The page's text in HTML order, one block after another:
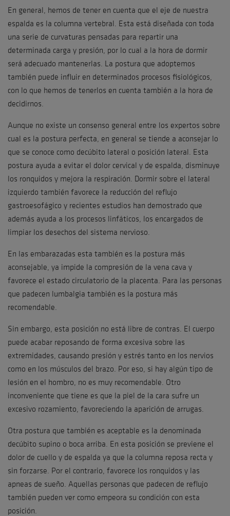
En general, hemos de tener en cuenta que el eje de nuestra
espalda es la columna vertebral. Esta está diseñada con toda
una serie de curvaturas pensadas para repartir una
determinada carga y presión, por lo cual a la hora de dormir
será adecuado mantenerlas. La postura que adoptemos
también puede influir en determinados procesos fisiológicos,
con lo que hemos de tenerlos en cuenta también a la hora de
decidirnos.
Aunque no existe un consenso general entre los expertos sobre
cual es la postura perfecta, en general se tiende a aconsejar lo
que se conoce como decúbito lateral o posición lateral. Esta
postura ayuda a evitar el dolor cervical y de espalda, disminuye
los ronquidos y mejora la respiración. Dormir sobre el lateral
izquierdo también favorece la reducción del reflujo
gastroesofágico y recientes estudios han demostrado que
además ayuda a los procesos linfáticos, los encargados de
limpiar los desechos del sistema nervioso.
En las embarazadas esta también es la postura más
aconsejable, ya impide la compresión de la vena cava y
favorece el estado circulatorio de la placenta. Para las personas
que padecen lumbalgia también es la postura más
recomendable.
Sin embargo, esta posición no está libre de contras. El cuerpo
puede acabar reposando de forma excesiva sobre las
extremidades, causando presión y estrés tanto en los nervios
como en los músculos del brazo. Por eso, si hay algún tipo de
lesión en el hombro, no es muy recomendable. Otro
inconveniente que tiene es que la piel de la cara sufre un
excesivo rozamiento, favoreciendo la aparición de arrugas.
Otra postura que también es aceptable es la denominada
decúbito supino o boca arriba. En esta posición se previene el
dolor de cuello y de espalda ya que la columna reposa recta y
sin forzarse. Por el contrario, favorece los ronquidos y las
apneas de sueño. Aquellas personas que padecen de reflujo
también pueden ver como empeora su condición con esta
posición.